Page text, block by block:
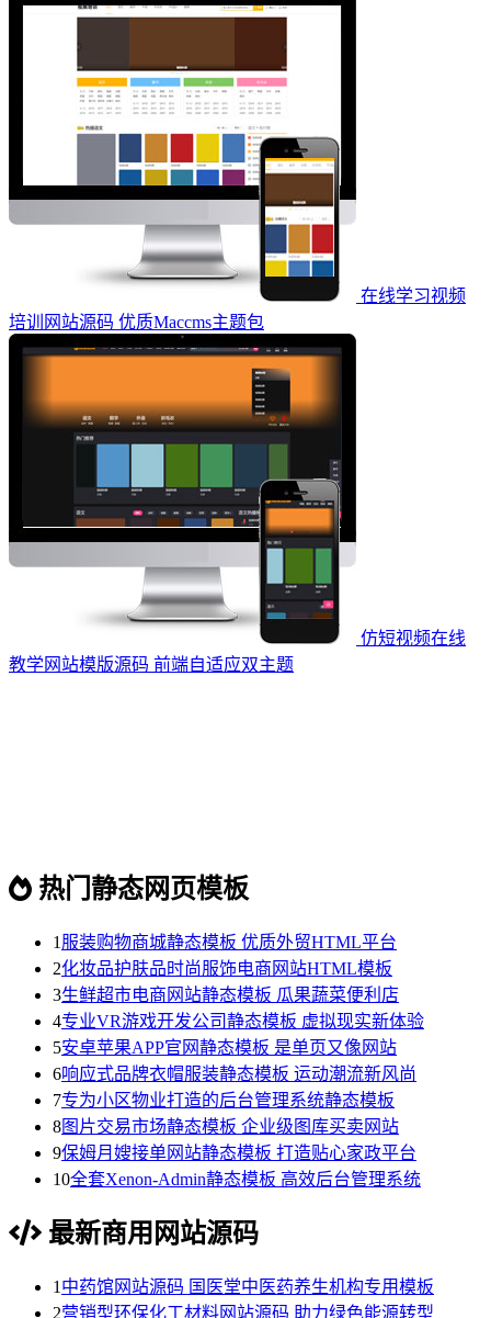
在线学习视频
培训网站源码 优质Maccms主题包
仿短视频在线
教学网站模版源码 前端自适应双主题
热门静态网页模板
1 服装购物商城静态模板 优质外贸HTML平台
2化妆品护肤品时尚服饰电商网站HTML模板
3生鲜超市电商网站静态模板 瓜果蔬菜便利店
4专业VR游戏开发公司静态模板 虚拟现实新体验
5安卓苹果APP官网静态模板 是单页又像网站
6响应式品牌衣帽服装静态模板 运动潮流新风尚
7专为小区物业打造的后台管理系统静态模板
8图片交易市场静态模板 企业级图库买卖网站
9保姆月嫂接单网站静态模板 打造贴心家政平台
10全套Xenon-Admin静态模板 高效后台管理系统
最新商用网站源码
1 中药馆网站源码 国医堂中医药养生机构专用模板
2营销型环保化工材料网站源码 助力绿色能源转型